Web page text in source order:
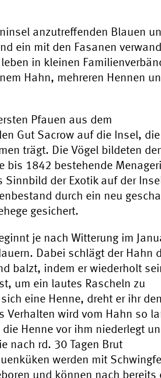
anzutreffenden Blauen
ein mit den Fasanen
in kleinen
Hahn, mehreren Hennen
Pfauen aus dem
Gut Sacrow auf die Insel, die
trägt. Die Vögel bildeten
bis 1842 bestehende
Sinnbild der Exotik auf der
durch ein neu
gesichert.
je nach Witterung im
Dabei schlägt der Hahn
balzt, indem er wiederholt
um ein lautes Rascheln zu
eine Henne, dreht er ihr
Verhalten wird vom Hahn so
Henne vor ihm niederlegt
nach rd. 30 Tagen Brut
werden mit
und können nach bereits